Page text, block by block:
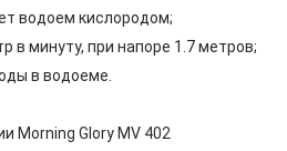
водоем кислородом;
в минуту, при напоре 1.7 метров;
в водоеме.
Morning Glory MV 402